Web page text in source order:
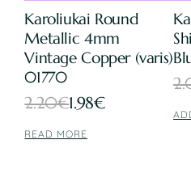
Karoliukai Round
Metallic 4mm
Vintage Copper (varis)
01770
2.20€
Original
price
1.98€
Current
price
READ MORE